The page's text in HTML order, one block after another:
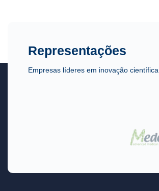
Representações
Empresas líderes em inovação científica